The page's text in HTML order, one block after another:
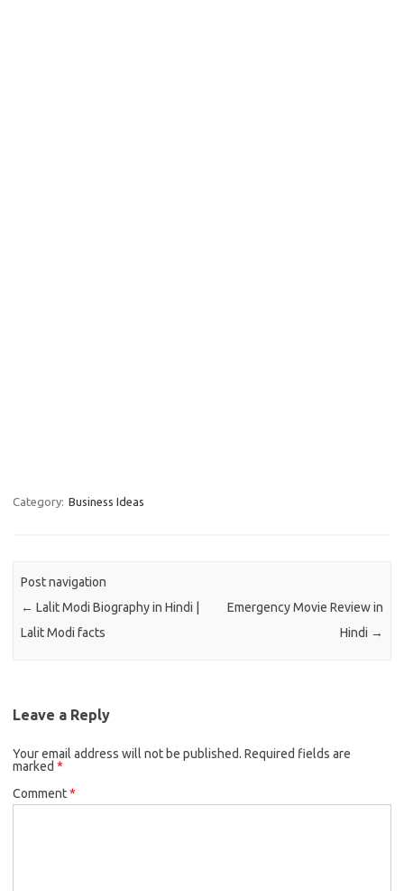
Category: Business Ideas
Post navigation
← Lalit Modi Biography in Hindi |
Lalit Modi facts
Emergency Movie Review in
Hindi →
Leave a Reply
Your email address will not be published. Required fields are
marked *
Comment*